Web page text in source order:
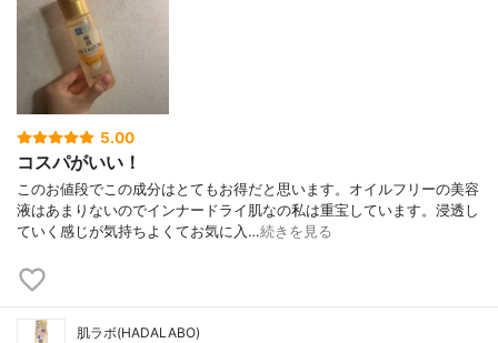
5.00
コスパがいい！
このお値段でこの成分はとてもお得だと思います。オイルフリーの美容
液はあまりないのでインナードライ肌なの私は重宝しています。浸透し
ていく感じが気持ちよくてお気に入…続きを見る
肌ラボ(HADALABO)